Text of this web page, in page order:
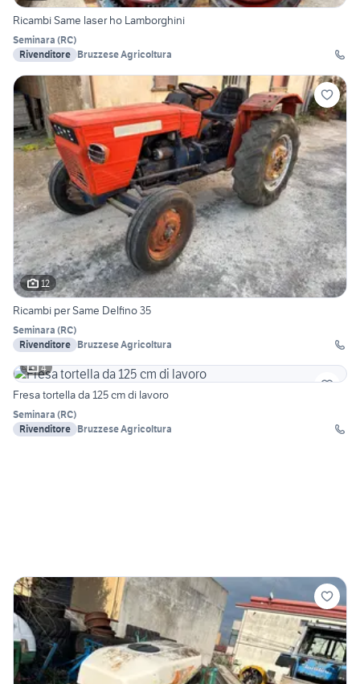
Ricambi Same laser ho Lamborghini
Seminara (RC)
Rivenditore Bruzzese Agricoltura
12
Ricambi per Same Delfino 35
Seminara (RC)
Rivenditore Bruzzese Agricoltura
4
Fresa tortella da 125 cm di lavoro
Seminara (RC)
Rivenditore Bruzzese Agricoltura